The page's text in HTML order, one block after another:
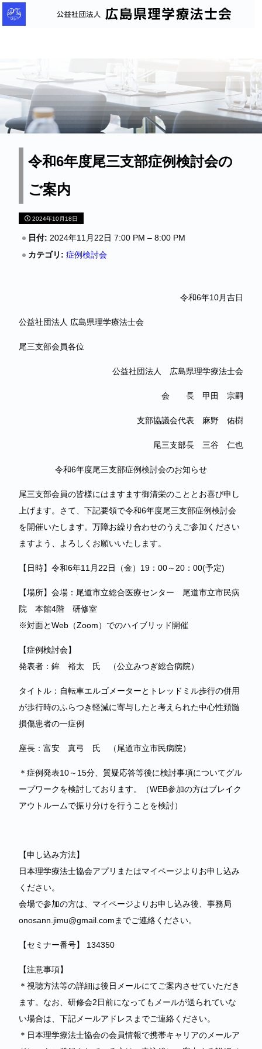
公
益
人
島
令和6年度尾三支部症例検討会の
ご案内
2024年10月18日
日付: 2024年11月22日 7:00 PM – 8:00 PM
カテゴリ: 症例検討会
令和6年10月吉日
公益社団法人 広島県理学療法士会
尾三支部会員各位
公益社団法人 広島県理学療法士会
会 長 甲田 宗嗣
支部協議会代表 麻野 佑樹
尾三支部長 三谷 仁也
令和6年度尾三支部症例検討会のお知らせ
尾三支部会員の皆様にはますます御清栄のこととお喜び申し
上げます。さて、下記要領で令和6年度尾三支部症例検討会
を開催いたします。万障お繰り合わせのうえご参加ください
ますよう、よろしくお願いいたします。
【日時】令和6年11月22日（金）19：00～20：00(予定)
【場所】会場：尾道市立総合医療センター 尾道市立市民病
院 本館4階 研修室
※対面とWeb（Zoom）でのハイブリッド開催
【症例検討会】
発表者：鉾 裕太 氏 （公立みつぎ総合病院）
タイトル：自転車エルゴメーターとトレッドミル歩行の併用
が歩行時のふらつき軽減に寄与したと考えられた中心性頚髄
損傷患者の一症例
座長：富安 真弓 氏 （尾道市立市民病院）
＊症例発表10～15分、質疑応答等後に検討事項についてグル
ープワークを検討しております。（WEB参加の方はブレイク
アウトルームで振り分けを行うことを検討）
【申し込み方法】
日本理学療法士協会アプリまたはマイページよりお申し込み
ください。
会場で参加の方は、マイページよりお申し込み後、事務局
onosann.jimu@gmail.comまでご連絡ください。
【セミナー番号】 134350
【注意事項】
＊視聴方法等の詳細は後日メールにてご案内させていただき
ます。なお、研修会2日前になってもメールが送られていな
い場合は、下記メールアドレスまでご連絡ください。
＊日本理学療法士協会の会員情報で携帯キャリアのメールア